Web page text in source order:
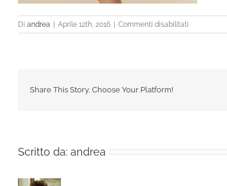
Di andrea | Aprile 12th, 2016 | Commenti disabilitati
5541_intero
Share This Story, Choose Your Platform!
Scritto da: andrea